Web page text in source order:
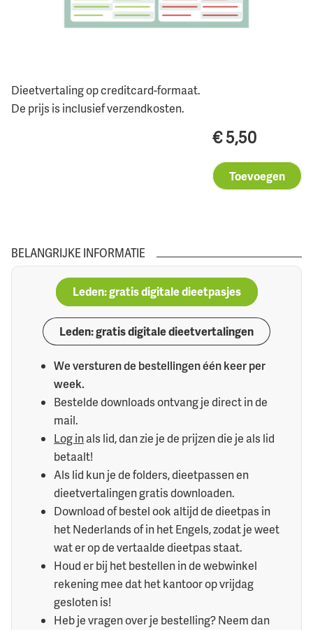
Dieetvertaling op creditcard-formaat.
De prijs is inclusief verzendkosten.
€5,50
Toevoegen
BELANGRIJKE INFORMATIE
Leden: gratis digitale dieetpasjes
Leden: gratis digitale dieetvertalingen
We versturen de bestellingen één keer per
week.
Bestelde downloads ontvang je direct in de
mail.
Log inals lid, dan zie je de prijzen die je als lid
betaalt!
Als lid kun je de folders, dieetpassen en
dieetvertalingen gratis downloaden.
Download of bestel ook altijd de dieetpas in
het Nederlands of in het Engels, zodat je weet
wat er op de vertaalde dieetpas staat.
Houd er bij het bestellen in de webwinkel
rekening mee dat het kantoor op vrijdag
gesloten is!
Heb je vragen over je bestelling? Neem dan